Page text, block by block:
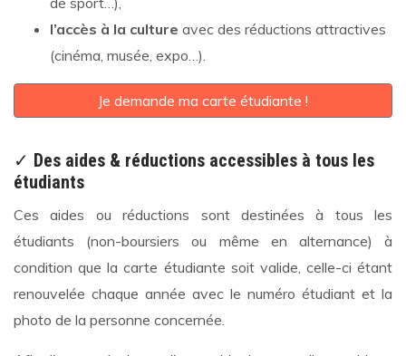
l’accès à la culture avec des réductions attractives
(cinéma, musée, expo…).
Je demande ma carte étudiante !
✓ Des aides & réductions accessibles à tous les
étudiants
Ces aides ou réductions sont destinées à tous les
étudiants (non-boursiers ou même en alternance) à
condition que la carte étudiante soit valide, celle-ci étant
renouvelée chaque année avec le numéro étudiant et la
photo de la personne concernée.